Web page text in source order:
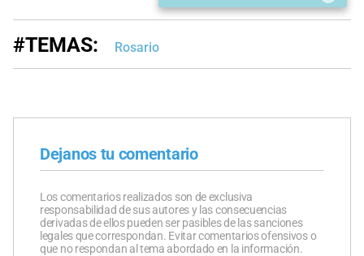
#TEMAS: Rosario
Dejanos tu comentario
Los comentarios realizados son de exclusiva
responsabilidad de sus autores y las consecuencias
derivadas de ellos pueden ser pasibles de las sanciones
legales que correspondan. Evitar comentarios ofensivos o
que no respondan al tema abordado en la información.